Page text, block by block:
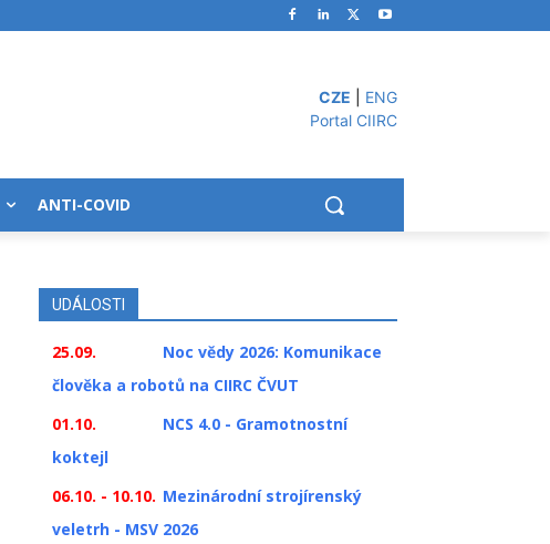
CZE
ENG
Portal CIIRC
ANTI-COVID
UDÁLOSTI
25.09.
Noc vědy 2026: Komunikace
člověka a robotů na CIIRC ČVUT
01.10.
NCS 4.0 - Gramotnostní
koktejl
06.10. - 10.10. Mezinárodní strojírenský
veletrh - MSV 2026